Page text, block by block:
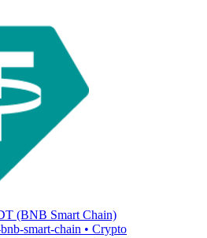
(BNB Smart Chain)
smart-chain • Crypto